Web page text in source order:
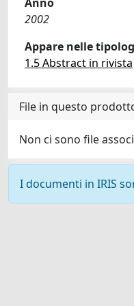
2002
Appare nelle
1.5 Abstract in rivista
File in questo
Non ci sono file
I documenti in IRIS